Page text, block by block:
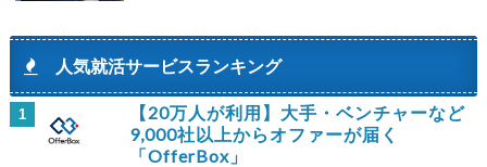
人気就活サービスランキング
1
【20万人が利用】大手・ベンチャーなど
9,000社以上からオファーが届く
「OfferBox」